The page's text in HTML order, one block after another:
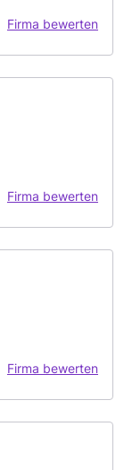
Firma bewerten
Firma bewerten
Firma bewerten